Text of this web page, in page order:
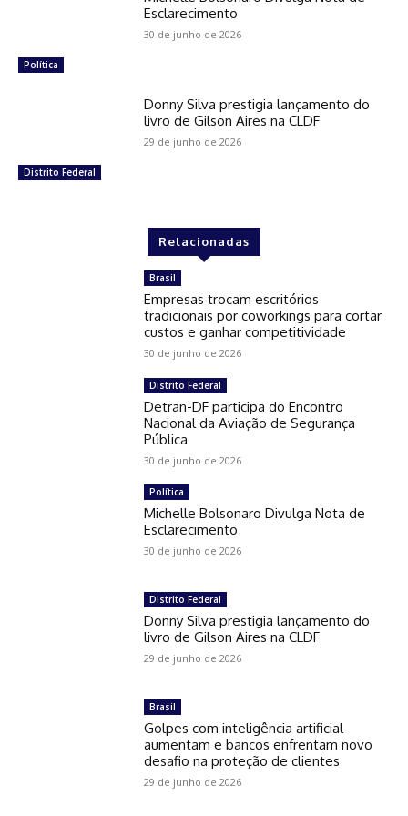
Política
Esclarecimento
30 de junho de 2026
Distrito Federal
Donny Silva prestigia lançamento do
livro de Gilson Aires na CLDF
29 de junho de 2026
Relacionadas
Brasil
Empresas trocam escritórios
tradicionais por coworkings para cortar
custos e ganhar competitividade
30 de junho de 2026
Distrito Federal
Detran-DF participa do Encontro
Nacional da Aviação de Segurança
Pública
30 de junho de 2026
Política
Michelle Bolsonaro Divulga Nota de
Esclarecimento
30 de junho de 2026
Distrito Federal
Donny Silva prestigia lançamento do
livro de Gilson Aires na CLDF
29 de junho de 2026
Brasil
Golpes com inteligência artificial
aumentam e bancos enfrentam novo
desafio na proteção de clientes
29 de junho de 2026